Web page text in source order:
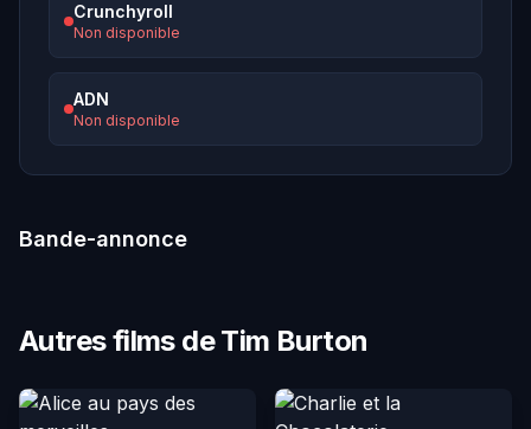
Crunchyroll
Non disponible
ADN
Non disponible
Bande-annonce
Autres films de Tim Burton